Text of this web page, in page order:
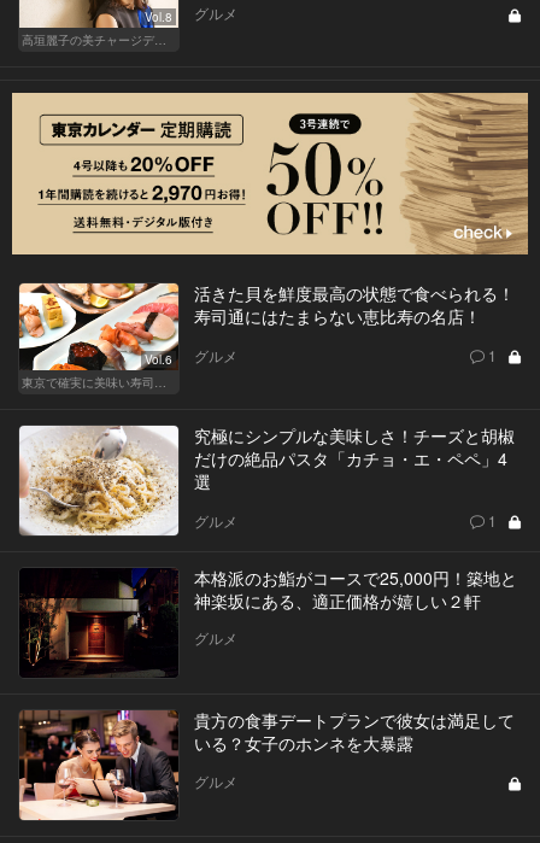
Vol.8
高垣麗子の美チャージディナー
グルメ
Vol.6
東京で確実に美味い寿司はここだ！
活きた貝を鮮度最高の状態で食べられる！
寿司通にはたまらない恵比寿の名店！
グルメ 1
究極にシンプルな美味しさ！チーズと胡椒
だけの絶品パスタ「カチョ・エ・ペペ」4
選
グルメ 1
本格派のお鮨がコースで25,000円！築地と
神楽坂にある、適正価格が嬉しい２軒
グルメ
貴方の食事デートプランで彼女は満足して
いる？女子のホンネを大暴露
グルメ